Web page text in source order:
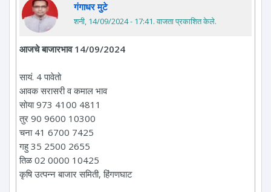
गंगाधर मुटे
शनी, 14/09/2024 - 17:41. वाजता प्रकाशित केले.
आजचे बाजारभाव 14/09/2024
सायं. 4 पावेतो
आवक सरासरी व कमाल भाव
सोया 973 4100 4811
तुर 90 9600 10300
चना 41 6700 7425
गहु 35 2500 2655
तिळ 02 0000 10425
कृषि उत्पन्न बाजार समिती, हिंगणघाट